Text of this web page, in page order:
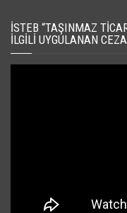
İSTEB “TAŞINMAZ
İLGILI UYGULANAN